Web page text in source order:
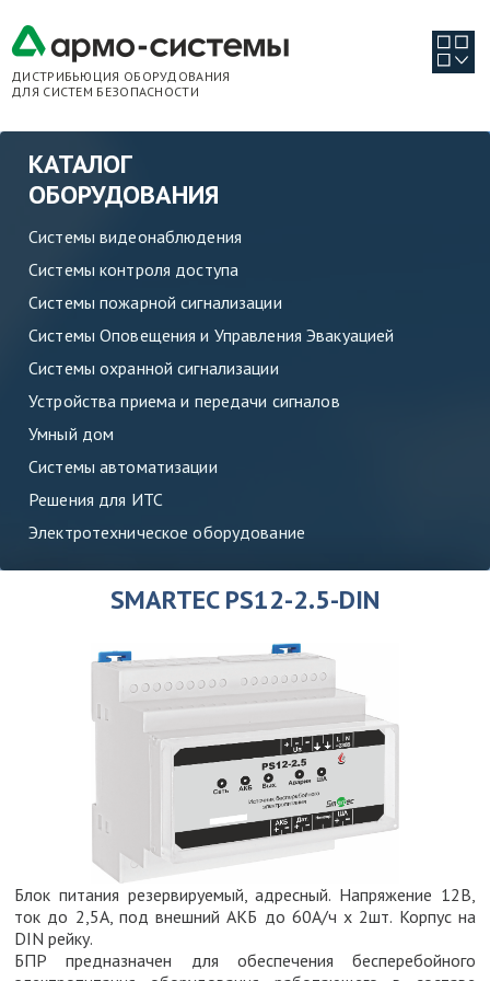
ДИСТРИБЬЮЦИЯ ОБОРУДОВАНИЯ
ДЛЯ СИСТЕМ БЕЗОПАСНОСТИ
КАТАЛОГ
ОБОРУДОВАНИЯ
Системы видеонаблюдения
Системы контроля доступа
Системы пожарной сигнализации
Системы Оповещения и Управления Эвакуацией
Системы охранной сигнализации
Устройства приема и передачи сигналов
Умный дом
Системы автоматизации
Решения для ИТС
Электротехническое оборудование
SMARTEC PS12-2.5-DIN
Блок питания резервируемый, адресный. Напряжение 12В,
ток до 2,5А, под внешний АКБ до 60А/ч х 2шт. Корпус на
DIN рейку.
БПР предназначен для обеспечения бесперебойного